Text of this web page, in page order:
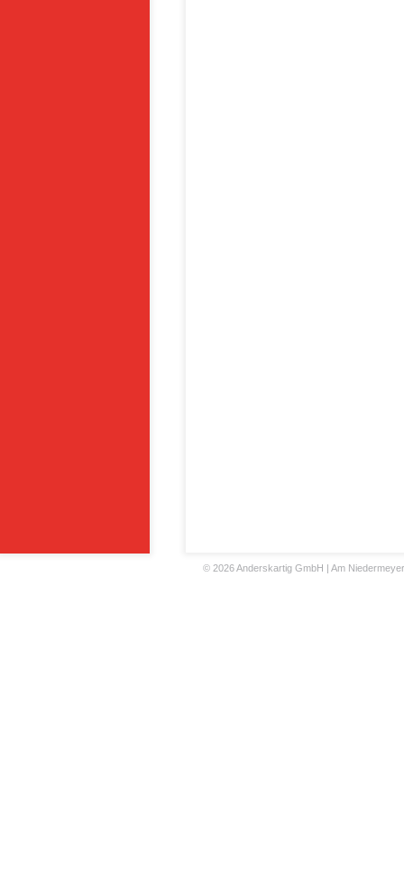
© 2026 Anderskartig GmbH | Am